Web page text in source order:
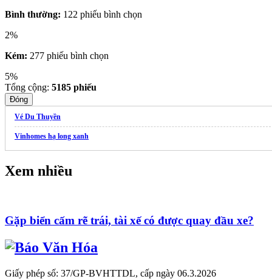
Bình thường: 122 phiếu bình chọn
2%
Kém: 277 phiếu bình chọn
5%
Tổng cộng: 5185 phiếu
Đóng
Vé Du Thuyền
Vinhomes hạ long xanh
Xem nhiều
Gặp biển cấm rẽ trái, tài xế có được quay đầu xe?
Giấy phép số: 37/GP-BVHTTDL, cấp ngày 06.3.2026